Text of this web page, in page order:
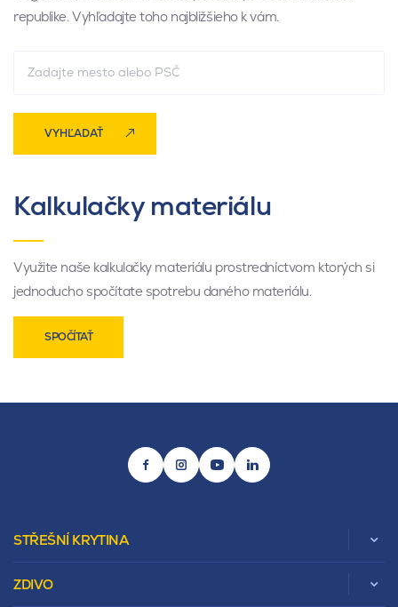
republike. Vyhľadajte toho najbližšieho k vám.
VYHĽADAŤ
Kalkulačky materiálu
Využite naše kalkulačky materiálu prostredníctvom ktorých si
jednoducho spočítate spotrebu daného materiálu.
SPOČÍTAŤ
STŘEŠNÍ KRYTINA
ZDIVO